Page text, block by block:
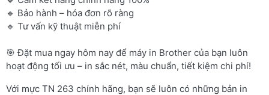
🔹 Bảo hành – hóa đơn rõ ràng
🔹 Tư vấn kỹ thuật miễn phí
🎯 Đặt mua ngay hôm nay để máy in Brother của bạn luôn
hoạt động tối ưu – in sắc nét, màu chuẩn, tiết kiệm chi phí!
Với mực TN 263 chính hãng, bạn sẽ luôn có những bản in